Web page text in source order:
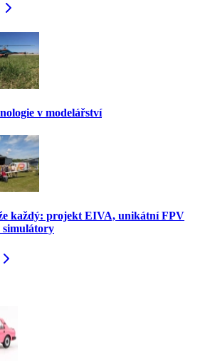
v modelářství
každý: projekt EIVA, unikátní FPV
simulátory